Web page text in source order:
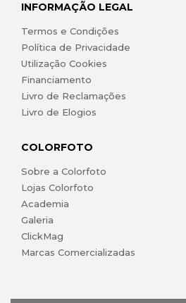
INFORMAÇÃO LEGAL
Termos e Condições
Política de Privacidade
Utilização Cookies
Financiamento
Livro de Reclamações
Livro de Elogios
COLORFOTO
Sobre a Colorfoto
Lojas Colorfoto
Academia
Galeria
ClickMag
Marcas Comercializadas